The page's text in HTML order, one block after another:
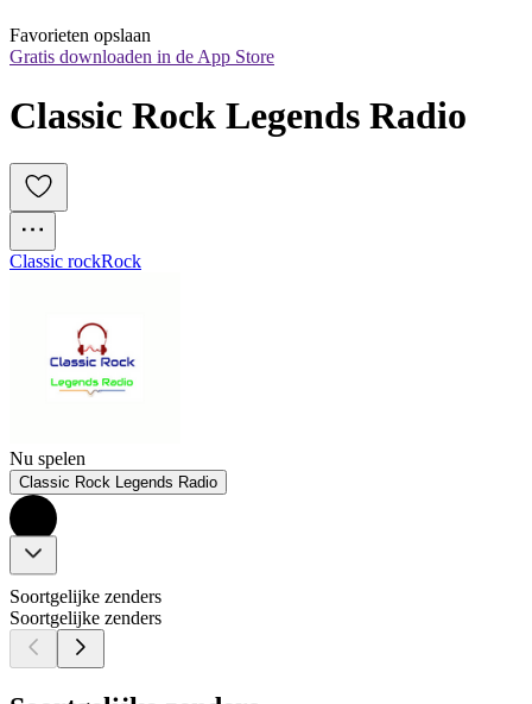
Favorieten opslaan
Gratis downloaden in de App Store
Classic Rock Legends Radio
Classic rockRock
Nu spelen
Classic Rock Legends Radio
Soortgelijke zenders
Soortgelijke zenders